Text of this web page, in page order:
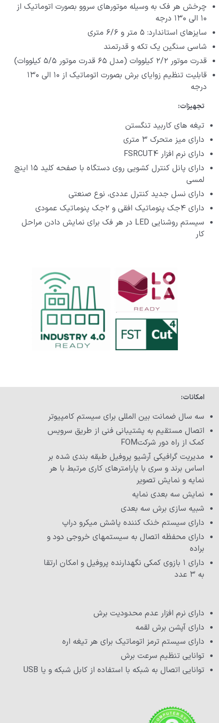
چرخش هر فک به وسیله موتورهای سروو بصورت اتوماتیک از
۱۰ الی ۱۳۰ درجه
سایزهای استاندارد: ۵ متر و ۶/۶ متری
شاسی سنگین یک تکه و قدرتمند
قدرت موتور ۲/۲ کیلووات (مدل ۶۵ قدرت موتور ۵/۵ کیلووات)
قابلیت تنظیم زوایای برش بصورت اتوماتیک از ۱۰ الی ۱۳۰
درجه
تجهیزات:
تیغه های کاربید تنگستن
دارای میز متحرک ۳ متری
دارای نرم افزار FSRCUT4
دارای پانل کنترل کشویی روی دستگاه با صفحه کلید ۱۵ اینچ
لمسی
دارای نسل جدید کنترل عددی، نوع صنعتی
دارای ۴جک پنوماتیک افقی و ۲جک پنوماتیک عمودی
سیستم روشنایی LED در هر فک برای نمایش دادن مراحل
کار
امکانات:
سه سال ضمانت بین المللی برای سیستم کامپیوتر
اتصال مستقیم به پشتیبانی فنی از طریق سرویس
کمک از راه دور شرکتFOM
مدیریت گرافیکی آرشیو پروفیل طبقه بندی شده بر
اساس برند و سری با پارامترهای کاری مرتبط با هر
نمایه و نمایش تصویر
نمایش سه بعدی نمایه
شبیه سازی برش سه بعدی
دارای سیستم خنک کننده پاشش میکرو دراپ
دارای محفظه اتصال به سیستمهای خروجی دود و
براده
دارای ۱ بازوی کمکی نگهدارنده پروفیل و امکان ارتقا
به ۳ عدد
دارای نرم افزار عدم محدودیت برش
دارای آپشن برش لقمه
دارای سیستم ترمز اتوماتیک برای هر تیغه اره
توانایی تنظیم سرعت برش
توانایی اتصال به شبکه با استفاده از کابل شبکه و یا USB